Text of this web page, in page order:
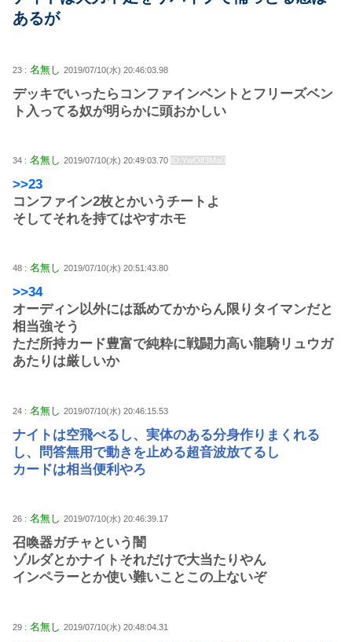
あるが
23 : 名無し 2019/07/10(水) 20:46:03.98
デッキでいったらコンファインベントとフリーズベン
ト入ってる奴が明らかに頭おかしい
34 : 名無し 2019/07/10(水) 20:49:03.70 ID:YwOlf3Ma0
>>23
コンファイン2枚とかいうチートよ
そしてそれを持てはやすホモ
48 : 名無し 2019/07/10(水) 20:51:43.80
>>34
オーディン以外には舐めてかからん限りタイマンだと
相当強そう
ただ所持カード豊富で純粋に戦闘力高い龍騎リュウガ
あたりは厳しいか
24 : 名無し 2019/07/10(水) 20:46:15.53
ナイトは空飛べるし、実体のある分身作りまくれる
し、問答無用で動きを止める超音波放てるし
カードは相当便利やろ
26 : 名無し 2019/07/10(水) 20:46:39.17
召喚器ガチャという闇
ゾルダとかナイトそれだけで大当たりやん
インペラーとか使い難いことこの上ないぞ
29 : 名無し 2019/07/10(水) 20:48:04.31